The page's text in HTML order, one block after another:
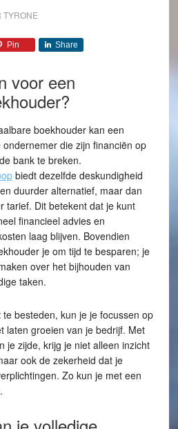
TYRONE
Pin Share
voor een
boekhouder kan een
die zijn financiën op
bank te breken.
biedt dezelfde deskundigheid
duurder alternatief, maar dan
tarief. Dit betekent dat je kunt
financieel advies en
laag blijven. Bovendien
je om tijd te besparen; je
over het bijhouden van
taken.
besteden, kun je je focussen op
laten groeien van je bedrijf. Met
je zijde, krijg je niet alleen inzicht
ook de zekerheid dat je
Zo kun je met een